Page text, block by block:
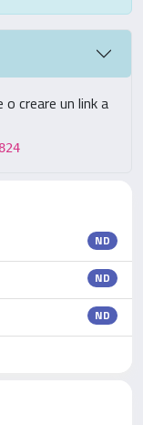
creare un link a
ND
ND
ND